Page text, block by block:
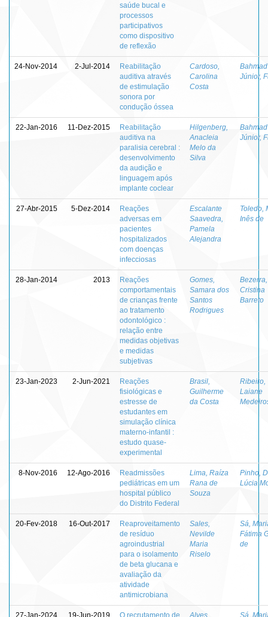
saúde bucal e
processos
participativos
como dispositivo
de reflexão
24-Nov-2014 2-Jul-2014
Reabilitação
auditiva através
de estimulação
sonora por
condução óssea
Cardoso,
Carolina
Costa
Bahmad
Júnior,
22-Jan-2016 11-Dez-2015
Reabilitação
auditiva na
paralisia cerebral :
desenvolvimento
da audição e
linguagem após
implante coclear
Hilgenberg,
Anacleia
Melo da
Silva
Bahmad
Júnior,
27-Abr-2015 5-Dez-2014
Reações
adversas em
pacientes
hospitalizados
com doenças
infecciosas
Escalante
Saavedra,
Pamela
Alejandra
Toledo,
Inês de
28-Jan-2014 2013
Reações
comportamentais
de crianças frente
ao tratamento
odontológico :
relação entre
medidas objetivas
e medidas
subjetivas
Gomes,
Samara dos
Santos
Rodrigues
Cristina
Barreto
23-Jan-2023 2-Jun-2021
Reações
fisiológicas e
estresse de
estudantes em
simulação clínica
materno-infantil :
estudo quase-
experimental
Brasil,
Guilherme
da Costa
Ribeiro,
Laiane
8-Nov-2016 12-Ago-2016
Readmissões
pediátricas em um
hospital público
do Distrito Federal
Lima, Raíza
Rana de
Souza
Pinho,
Lúcia
20-Fev-2018 16-Out-2017
Reaproveitamento
de resíduo
agroindustrial
para o isolamento
de beta glucana e
avaliação da
atividade
antimicrobiana
Sales,
Nevilde
Maria
Riselo
Sá,
Fátima
de
27-Jan-2024 19-Jun-2019 O recrutamento de Alves, Sá,